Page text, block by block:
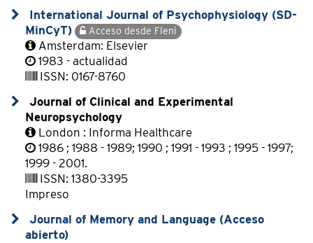
International Journal of Psychophysiology (SD-
MinCyT)
Acceso desde Fleni
Amsterdam: Elsevier
1983 - actualidad
ISSN: 0167-8760
Journal of Clinical and Experimental
Neuropsychology
London : Informa Healthcare
1986 ; 1988 - 1989; 1990 ; 1991 - 1993 ; 1995 - 1997;
1999 - 2001.
ISSN: 1380-3395
Impreso
Journal of Memory and Language (Acceso
abierto)